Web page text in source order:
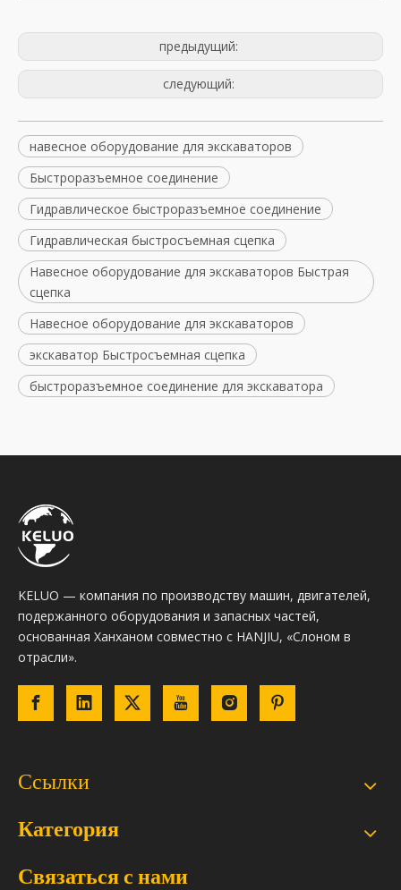
предыдущий:
следующий:
навесное оборудование для экскаваторов
Быстроразъемное соединение
Гидравлическое быстроразъемное соединение
Гидравлическая быстросъемная сцепка
Навесное оборудование для экскаваторов Быстрая
сцепка
Навесное оборудование для экскаваторов
экскаватор Быстросъемная сцепка
быстроразъемное соединение для экскаватора
KELUO — компания по производству машин, двигателей,
подержанного оборудования и запасных частей,
основанная Ханханом совместно с HANJIU, «Слоном в
отрасли».
Ссылки
Категория
Связаться с нами